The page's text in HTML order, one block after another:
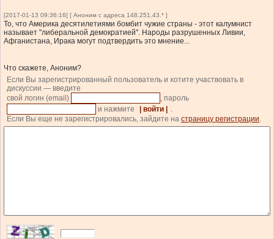
[2017-01-13 09:36:16] [ Аноним с адреса 148.251.43.* ]
То, что Америка десятилетиями бомбит чужие страны - этот калумнист
называет "либеральной демократией". Народы разрушенных Ливии,
Афганистана, Ирака могут подтвердить это мнение...
Что скажете, Аноним?
Если Вы зарегистрированный пользователь и хотите участвовать в
дискуссии — введите
свой логин (email)
, пароль
и нажмите
| войти |
.
Если Вы еще не зарегистрировались, зайдите на страницу регистрации.